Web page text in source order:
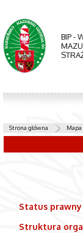
BIP -
Strona główna Mapa
Status prawny
Struktura